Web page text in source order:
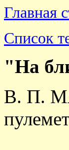
Главная
Список
"На
В. П.